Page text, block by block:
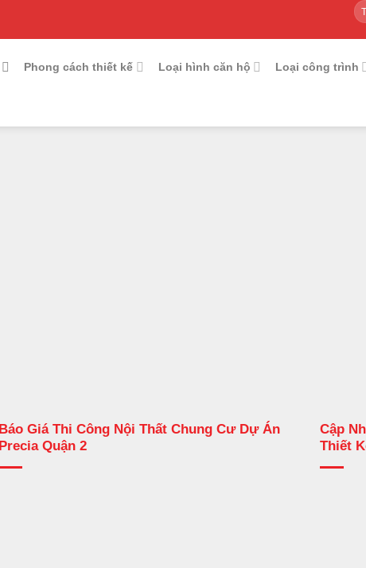
Phong cách thiết kế Loại hình căn hộ Loại công trình
Báo Giá Thi Công Nội Thất Chung Cư Dự Án
Precia Quận 2
Cập
Thiết